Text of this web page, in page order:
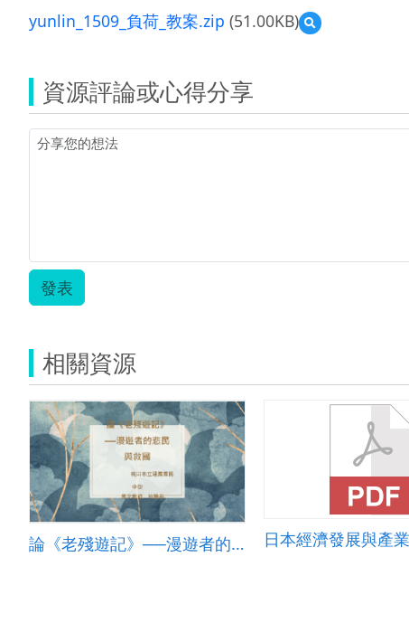
yunlin_1509_負荷_教案.zip (51.00KB)
預
覽
教
資源評論或心得分享
發表
相關資源
論《老殘遊記》──漫遊者的悲民與救國 日本經濟發展與產